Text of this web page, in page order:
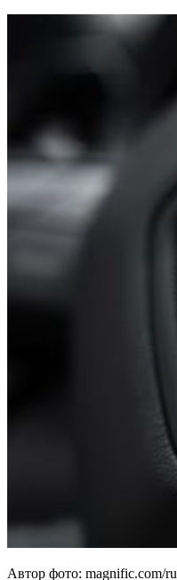
Автор фото: magnific.com/ru